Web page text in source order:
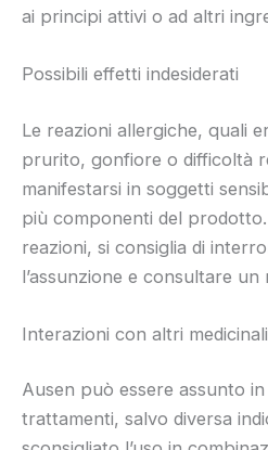
ai principi attivi o ad altri
Possibili effetti indesiderati
Le reazioni allergiche, quali
prurito, gonfiore o difficoltà
manifestarsi in soggetti
più componenti del
reazioni, si consiglia di
l’assunzione e consultare un
Interazioni con altri medicinali
Ausen può essere assunto
trattamenti, salvo diversa